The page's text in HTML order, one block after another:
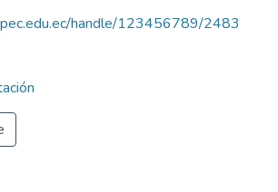
handle/123456789/2483